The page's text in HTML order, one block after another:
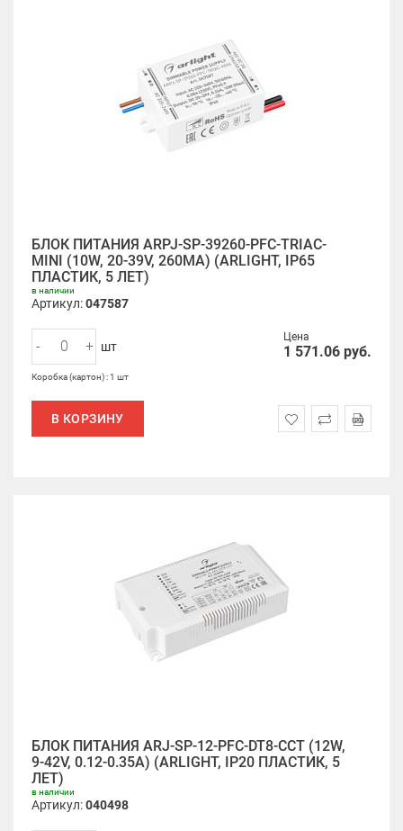
БЛОК ПИТАНИЯ ARPJ-SP-39260-PFC-TRIAC-
MINI (10W, 20-39V, 260MA) (ARLIGHT, IP65
ПЛАСТИК, 5 ЛЕТ)
в наличии
Артикул:047587
Цена
1 571.06 руб.
- + шт
Коробка (картон) : 1 шт
В КОРЗИНУ
БЛОК ПИТАНИЯ ARJ-SP-12-PFC-DT8-CCT (12W,
9-42V, 0.12-0.35A) (ARLIGHT, IP20 ПЛАСТИК, 5
ЛЕТ)
в наличии
Артикул:040498